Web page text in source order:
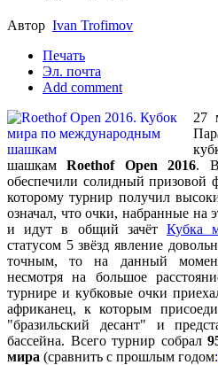
Автор Ivan Trofimov
Печать
Эл. почта
Add comment
27
шашкамRoethof Open 2016. В
обеспечили солидный призовой
которому турнир получил
означал, что очки, набранные на
и идут в общий зачёт Кубка
статусом 5 звёзд явление
точным, то на данный
несмотря на большое
турнире и кубковые очки
африканец, к которым
"бразильский десант" и
бассейна. Всего турнир собрал
мира (сравнить с прошлым годом: